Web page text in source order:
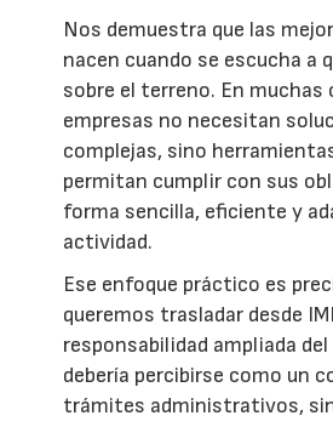
Nos demuestra que las
nacen cuando se escucha a
sobre el terreno. En muchas
empresas no necesitan
complejas, sino
permitan cumplir con sus
forma sencilla, eficiente y
actividad.
Ese enfoque práctico es
queremos trasladar desde
responsabilidad ampliada
debería percibirse como un
trámites administrativos,